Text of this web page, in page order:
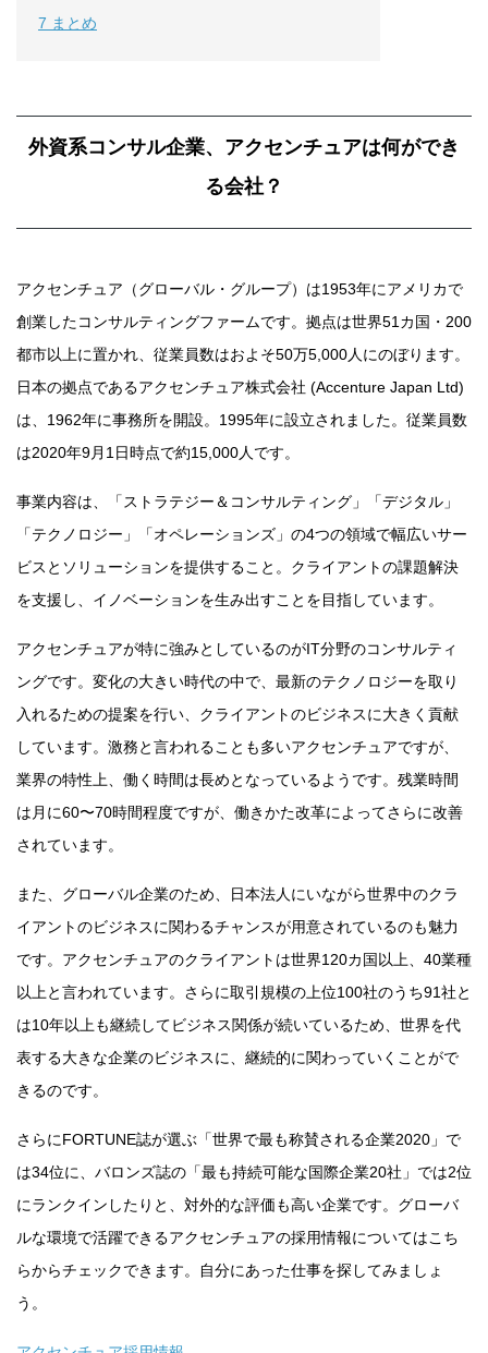
7 まとめ
外資系コンサル企業、アクセンチュアは何ができ
る会社？
アクセンチュア（グローバル・グループ）は1953年にアメリカで
創業したコンサルティングファームです。拠点は世界51カ国・200
都市以上に置かれ、従業員数はおよそ50万5,000人にのぼります。
日本の拠点であるアクセンチュア株式会社 (Accenture Japan Ltd)
は、1962年に事務所を開設。1995年に設立されました。従業員数
は2020年9月1日時点で約15,000人です。
事業内容は、「ストラテジー＆コンサルティング」「デジタル」
「テクノロジー」「オペレーションズ」の4つの領域で幅広いサー
ビスとソリューションを提供すること。クライアントの課題解決
を支援し、イノベーションを生み出すことを目指しています。
アクセンチュアが特に強みとしているのがIT分野のコンサルティ
ングです。変化の大きい時代の中で、最新のテクノロジーを取り
入れるための提案を行い、クライアントのビジネスに大きく貢献
しています。激務と言われることも多いアクセンチュアですが、
業界の特性上、働く時間は長めとなっているようです。残業時間
は月に60〜70時間程度ですが、働きかた改革によってさらに改善
されています。
また、グローバル企業のため、日本法人にいながら世界中のクラ
イアントのビジネスに関わるチャンスが用意されているのも魅力
です。アクセンチュアのクライアントは世界120カ国以上、40業種
以上と言われています。さらに取引規模の上位100社のうち91社と
は10年以上も継続してビジネス関係が続いているため、世界を代
表する大きな企業のビジネスに、継続的に関わっていくことがで
きるのです。
さらにFORTUNE誌が選ぶ「世界で最も称賛される企業2020」で
は34位に、バロンズ誌の「最も持続可能な国際企業20社」では2位
にランクインしたりと、対外的な評価も高い企業です。グローバ
ルな環境で活躍できるアクセンチュアの採用情報についてはこち
らからチェックできます。自分にあった仕事を探してみましょ
う。